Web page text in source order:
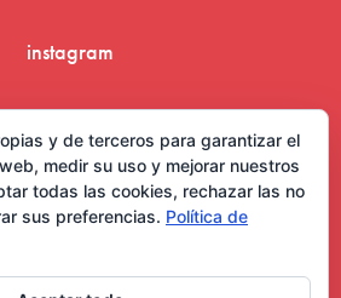
instagram
y de terceros para garantizar el
medir su uso y mejorar nuestros
todas las cookies, rechazar las no
sus preferencias. Política de